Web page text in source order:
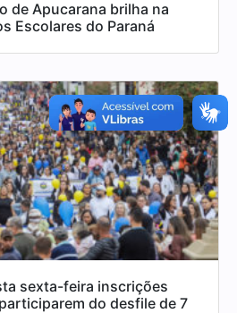
de Apucarana brilha na
Escolares do Paraná
sexta-feira inscrições
do desfile de 7